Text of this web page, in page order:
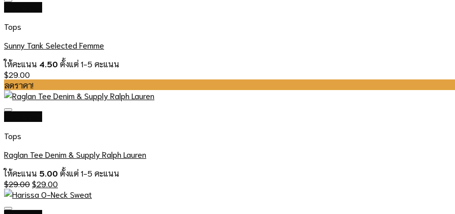
Tops
Sunny Tank Selected Femme
ให้คะแนน 4.50ตั้งแต่ 1-5 คะแนน
$29.00
ลดราคา!
Tops
Raglan Tee Denim & Supply Ralph Lauren
ให้คะแนน 5.00ตั้งแต่ 1-5 คะแนน
$29.00Original
price
$29.00
price